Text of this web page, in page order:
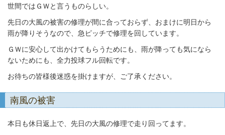
世間ではＧＷと言うものらしい。
先日の大風の被害の修理が間に合っておらず、おまけに明日から
雨が降りそうなので、急ピッチで修理を回しています。
ＧＷに安心して出かけてもらうためにも、雨が降っても気になら
ないためにも、全力投球フル回転です。
お待ちの皆様後迷惑を掛けますが、ご了承ください。
南風の被害
本日も休日返上で、先日の大風の修理で走り回ってます。